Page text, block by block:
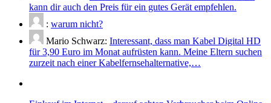
kann dir auch den Preis für ein gutes Gerät empfehlen.
: warum nicht?
Mario Schwarz: Interessant, dass man Kabel Digital HD
für 3,90 Euro im Monat aufrüsten kann. Meine Eltern suchen
zurzeit nach einer Kabelfernsehalternative,…